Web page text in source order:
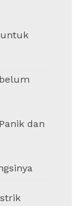
untuk
dan